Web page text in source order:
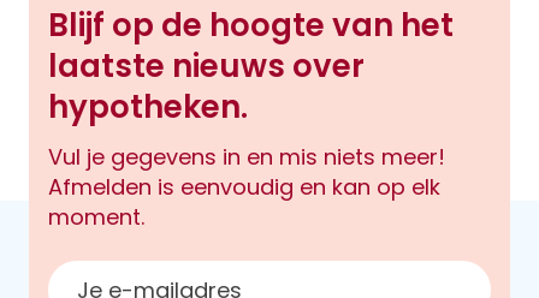
Blijf op de hoogte van het
laatste nieuws over
hypotheken.
Vul je gegevens in en mis niets meer!
Afmelden is eenvoudig en kan op elk
moment.
E-mailadres